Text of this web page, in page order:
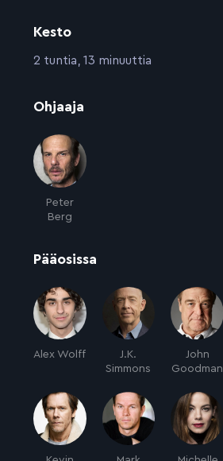
Kesto
:2 tuntia, 13 minuuttia
Ohjaaja
Peter
Berg
Pääosissa
Alex Wolff
J.K.
Simmons
John
Goodman